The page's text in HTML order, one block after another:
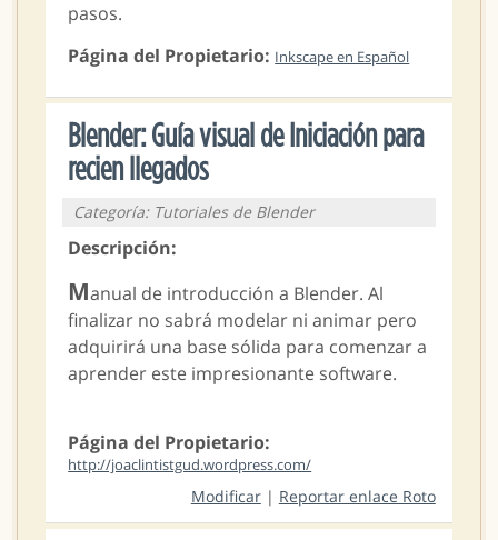
pasos.
Página del Propietario: Inkscape en Español
Blender: Guía visual de Iniciación para
recien llegados
Categoría: Tutoriales de Blender
Descripción:
Manual de introducción a Blender. Al
finalizar no sabrá modelar ni animar pero
adquirirá una base sólida para comenzar a
aprender este impresionante software.
Página del Propietario:
http://joaclintistgud.wordpress.com/
Modificar| Reportar enlace Roto